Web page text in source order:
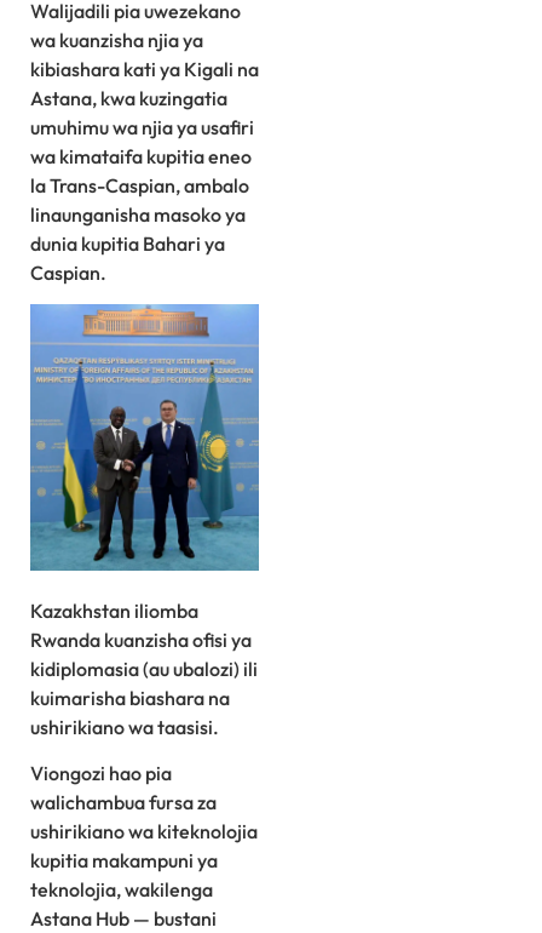
Walijadili pia uwezekano
wa kuanzisha njia ya
kibiashara kati ya Kigali na
Astana, kwa kuzingatia
umuhimu wa njia ya usafiri
wa kimataifa kupitia eneo
la Trans-Caspian, ambalo
linaunganisha masoko ya
dunia kupitia Bahari ya
Caspian.
Kazakhstan iliomba
Rwanda kuanzisha ofisi ya
kidiplomasia (au ubalozi) ili
kuimarisha biashara na
ushirikiano wa taasisi.
Viongozi hao pia
walichambua fursa za
ushirikiano wa kiteknolojia
kupitia makampuni ya
teknolojia, wakilenga
Astana Hub — bustani